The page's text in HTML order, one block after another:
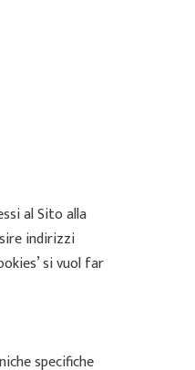
al Sito alla
indirizzi
si vuol far
specifiche